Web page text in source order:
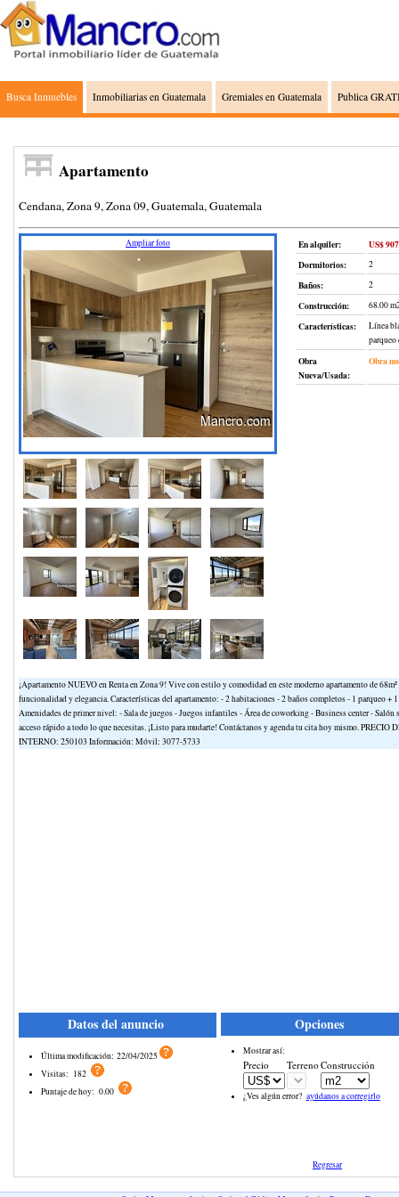
Busca Inmuebles Inmobiliarias en Guatemala Gremiales en Guatemala Publica
Apartamento
Cendana, Zona 9, Zona 09, Guatemala, Guatemala
Ampliar foto En alquiler:
US$
Dormitorios:
2
Baños: 2
Construcción: 68.00
Características:
Línea
parqueo
Obra
Nueva/Usada:
Obra
¡Apartamento NUEVO en Renta en Zona 9! Vive con estilo y comodidad en este moderno apartamento de
funcionalidad y elegancia. Características del apartamento: - 2 habitaciones - 2 baños completos - 1 parqueo +
Amenidades de primer nivel: - Sala de juegos - Juegos infantiles - Área de coworking - Business center -
acceso rápido a todo lo que necesitas. ¡Listo para mudarte! Contáctanos y agenda tu cita hoy mismo.
INTERNO: 250103 Información: Móvil: 3077-5733
Datos del anuncio
Última modificación: 22/04/2025
Visitas: 182
Puntaje de hoy: 0.00
Opciones
Mostrar así:
Precio TerrenoConstrucción
¿Ves algún error? ayúdanos a corregirlo
Regresar